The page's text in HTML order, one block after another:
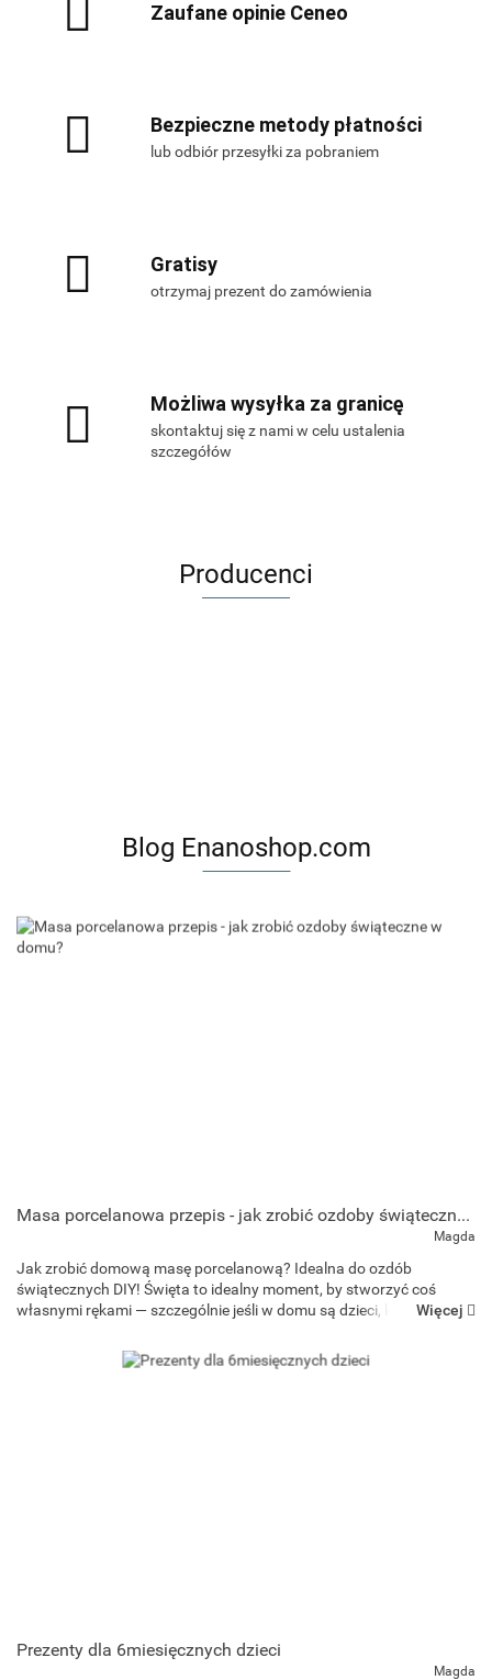
Zaufane opinie Ceneo
Bezpieczne metody płatności
lub odbiór przesyłki za pobraniem
Gratisy
otrzymaj prezent do zamówienia
Możliwa wysyłka za granicę
skontaktuj się z nami w celu ustalenia
szczegółów
Producenci
Art and Play
Blog Enanoshop.com
Masa porcelanowa przepis - jak zrobić ozdoby świąteczne w domu?
Magda
Jak zrobić domową masę porcelanową? Idealna do ozdób
świątecznych DIY! Święta to idealny moment, by stworzyć coś
własnymi rękami — szczególnie jeśli w domu są dzieci, któreWięcej
Prezenty dla 6miesięcznych dzieci
Magda